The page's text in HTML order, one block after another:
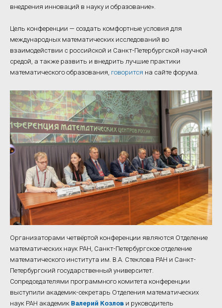
внедрения инноваций в науку и образование».
Цель конференции — создать комфортные условия для
международных математических исследований во
взаимодействии с российской и Санкт-Петербургской научной
средой, а также развить и внедрить лучшие практики
математического образования, говорится на сайте форума.
Организаторами четвёртой конференции являются Отделение
математических наук РАН, Санкт-Петербургское отделение
математического института им. В.А. Стеклова РАН и Санкт-
Петербургский государственный университет.
Сопредседателями программного комитета конференции
выступили академик-секретарь Отделения математических
наук РАН академик Валерий Козлов и руководитель